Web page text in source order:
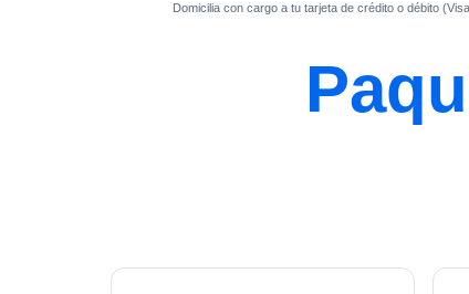
Domicilia con cargo a tu tarjeta de crédito o débito